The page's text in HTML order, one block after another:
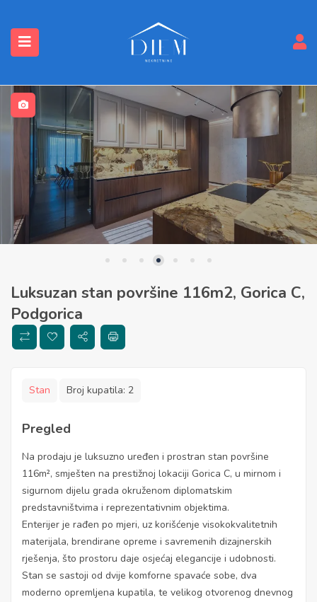
(Nekretnine)
Luksuzan stan površine 116m2, Gorica C,
Podgorica
Stan Broj kupatila: 2
Pregled
Na prodaju je luksuzno uređen i prostran stan površine
116m², smješten na prestižnoj lokaciji Gorica C, u mirnom i
sigurnom dijelu grada okruženom diplomatskim
predstavništvima i reprezentativnim objektima.
Enterijer je rađen po mjeri, uz korišćenje visokokvalitetnih
materijala, brendirane opreme i savremenih dizajnerskih
rješenja, što prostoru daje osjećaj elegancije i udobnosti.
Stan se sastoji od dvije komforne spavaće sobe, dva
moderno opremljena kupatila, te velikog otvorenog dnevnog